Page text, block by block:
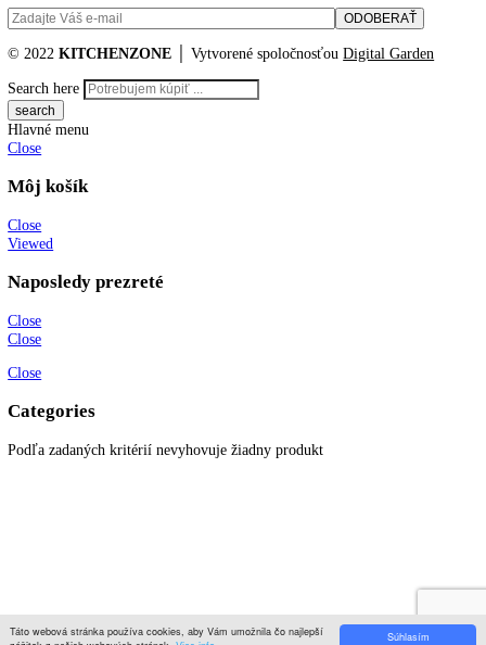
Akciové produkty
Naše značky
Najčastejšie otázky
Newsletter
Prihláste sa k odberu newslettera a získajte zaujímavé rady, prehľad o
všetkých novinkách, akciách a ponukách.
Search here
Hlavné menu
Close
Môj košík
Close
Close